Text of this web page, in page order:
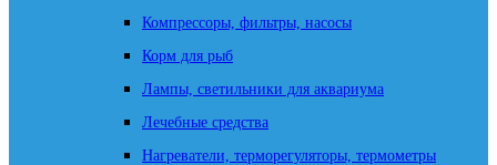
Компрессоры, фильтры, насосы
Корм для рыб
Лампы, светильники для аквариума
Лечебные средства
Нагреватели, терморегуляторы, термометры